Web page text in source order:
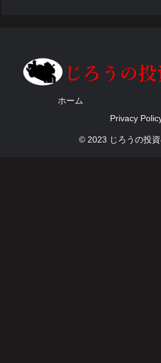
ホーム
Privacy
© 2023 じろうの投資